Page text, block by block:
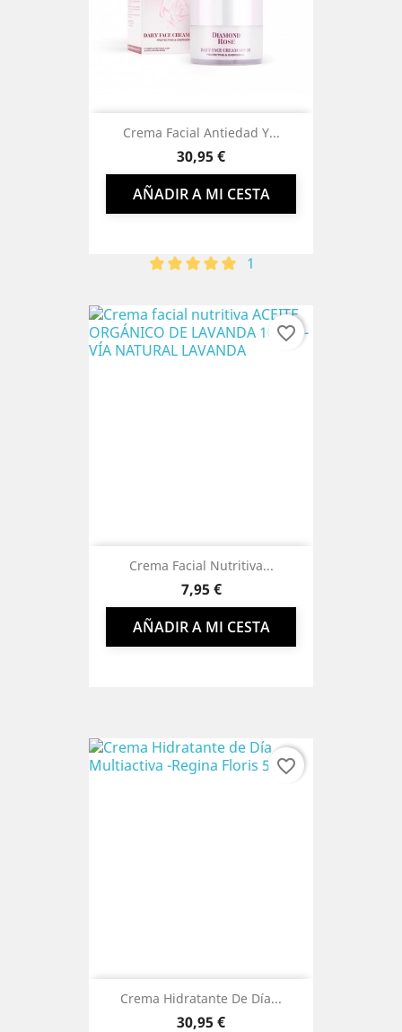
Crema Facial Antiedad Y...
Precio
30,95 €
AÑADIR A MI CESTA
1
Crema Facial Nutritiva...
Precio
7,95 €
AÑADIR A MI CESTA
favorite_border
Crema Hidratante De Día...
Precio
30,95 €
favorite_border